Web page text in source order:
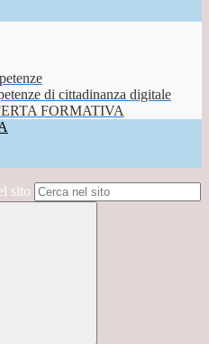
di cittadinanza digitale
FORMATIVA
sito